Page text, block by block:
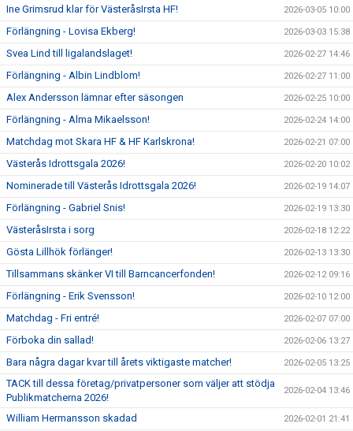
Ine Grimsrud klar för VästeråsIrsta HF! 2026-03-05 10:00
Förlängning - Lovisa Ekberg! 2026-03-03 15:38
Svea Lind till ligalandslaget! 2026-02-27 14:46
Förlängning - Albin Lindblom! 2026-02-27 11:00
Alex Andersson lämnar efter säsongen 2026-02-25 10:00
Förlängning - Alma Mikaelsson! 2026-02-24 14:00
Matchdag mot Skara HF & HF Karlskrona! 2026-02-21 07:00
Västerås Idrottsgala 2026! 2026-02-20 10:02
Nominerade till Västerås Idrottsgala 2026! 2026-02-19 14:07
Förlängning - Gabriel Snis! 2026-02-19 13:30
VästeråsIrsta i sorg 2026-02-18 12:22
Gösta Lillhök förlänger! 2026-02-13 13:30
Tillsammans skänker VI till Barncancerfonden! 2026-02-12 09:16
Förlängning - Erik Svensson! 2026-02-10 12:00
Matchdag - Fri entré! 2026-02-07 07:00
Förboka din sallad! 2026-02-06 13:27
Bara några dagar kvar till årets viktigaste matcher! 2026-02-05 13:25
TACK till dessa företag/privatpersoner som väljer att stödja
Publikmatcherna 2026!
2026-02-04 13:46
William Hermansson skadad 2026-02-01 21:41